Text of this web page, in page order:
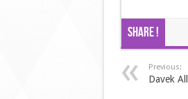
Share !
Previous:
Davek